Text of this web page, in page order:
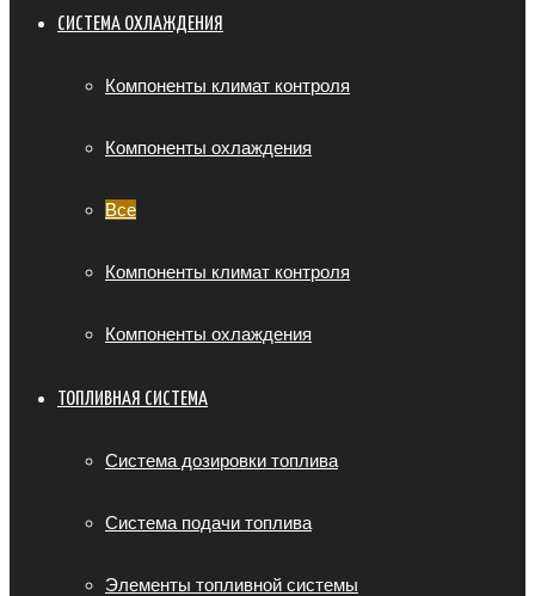
СИСТЕМА ОХЛАЖДЕНИЯ
Компоненты климат контроля
Компоненты охлаждения
Все
Компоненты климат контроля
Компоненты охлаждения
ТОПЛИВНАЯ СИСТЕМА
Система дозировки топлива
Система подачи топлива
Элементы топливной системы